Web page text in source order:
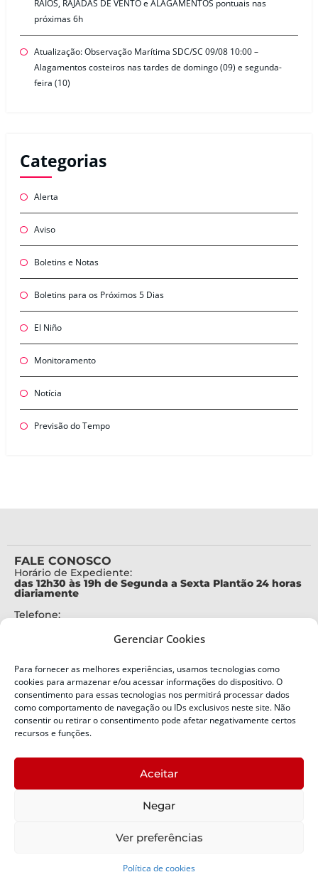
Gerenciar Cookies
Para fornecer as melhores experiências, usamos tecnologias como
cookies para armazenar e/ou acessar informações do dispositivo. O
consentimento para essas tecnologias nos permitirá processar dados
como comportamento de navegação ou IDs exclusivos neste site. Não
consentir ou retirar o consentimento pode afetar negativamente certos
recursos e funções.
Aceitar
Negar
Ver preferências
Política de cookies
RAIOS, RAJADAS DE VENTO e ALAGAMENTOS pontuais nas
próximas 6h
Atualização: Observação Marítima SDC/SC 09/08 10:00 –
Alagamentos costeiros nas tardes de domingo (09) e segunda-
feira (10)
Categorias
Alerta
Aviso
Boletins e Notas
Boletins para os Próximos 5 Dias
El Niño
Monitoramento
Notícia
Previsão do Tempo
FALE CONOSCO
Horário de Expediente:
das 12h30 às 19h de Segunda a Sexta Plantão 24 horas
diariamente
Telefone:
Alertas Defesa Civil:
SMS 40199
ENDEREÇO
Defesa Civil do Estado de Santa Catarina
Bairro:
Capoeiras, Florianópolis, SC
Política de Privacidade